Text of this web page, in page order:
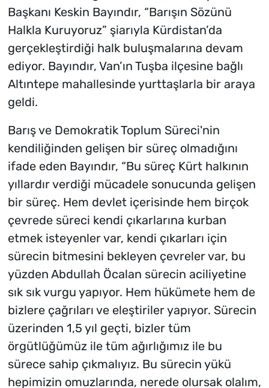
Başkanı Keskin Bayındır, “Barışın Sözünü
Halkla Kuruyoruz” şiarıyla Kürdistan’da
gerçekleştirdiği halk buluşmalarına devam
ediyor. Bayındır, Van’ın Tuşba ilçesine bağlı
Altıntepe mahallesinde yurttaşlarla bir araya
geldi.
Barış ve Demokratik Toplum Süreci'nin
kendiliğinden gelişen bir süreç olmadığını
ifade eden Bayındır, “Bu süreç Kürt halkının
yıllardır verdiği mücadele sonucunda gelişen
bir süreç. Hem devlet içerisinde hem birçok
çevrede süreci kendi çıkarlarına kurban
etmek isteyenler var, kendi çıkarları için
sürecin bitmesini bekleyen çevreler var, bu
yüzden Abdullah Öcalan sürecin aciliyetine
sık sık vurgu yapıyor. Hem hükümete hem de
bizlere çağrıları ve eleştiriler yapıyor. Sürecin
üzerinden 1,5 yıl geçti, bizler tüm
örgütlüğümüz ile tüm ağırlığımız ile bu
sürece sahip çıkmalıyız. Bu sürecin yükü
hepimizin omuzlarında, nerede olursak olalım,